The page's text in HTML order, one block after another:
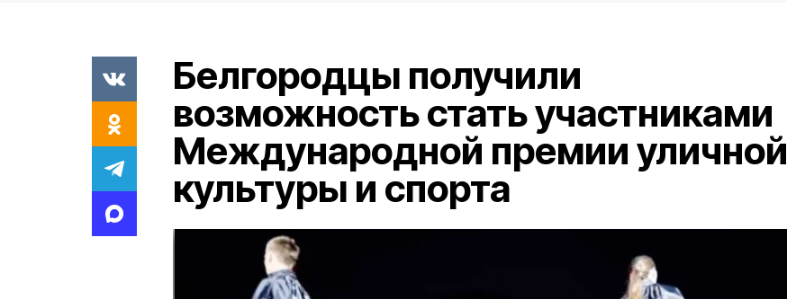
Белгородцы получили
возможность стать участниками
Международной премии уличной
культуры и спорта